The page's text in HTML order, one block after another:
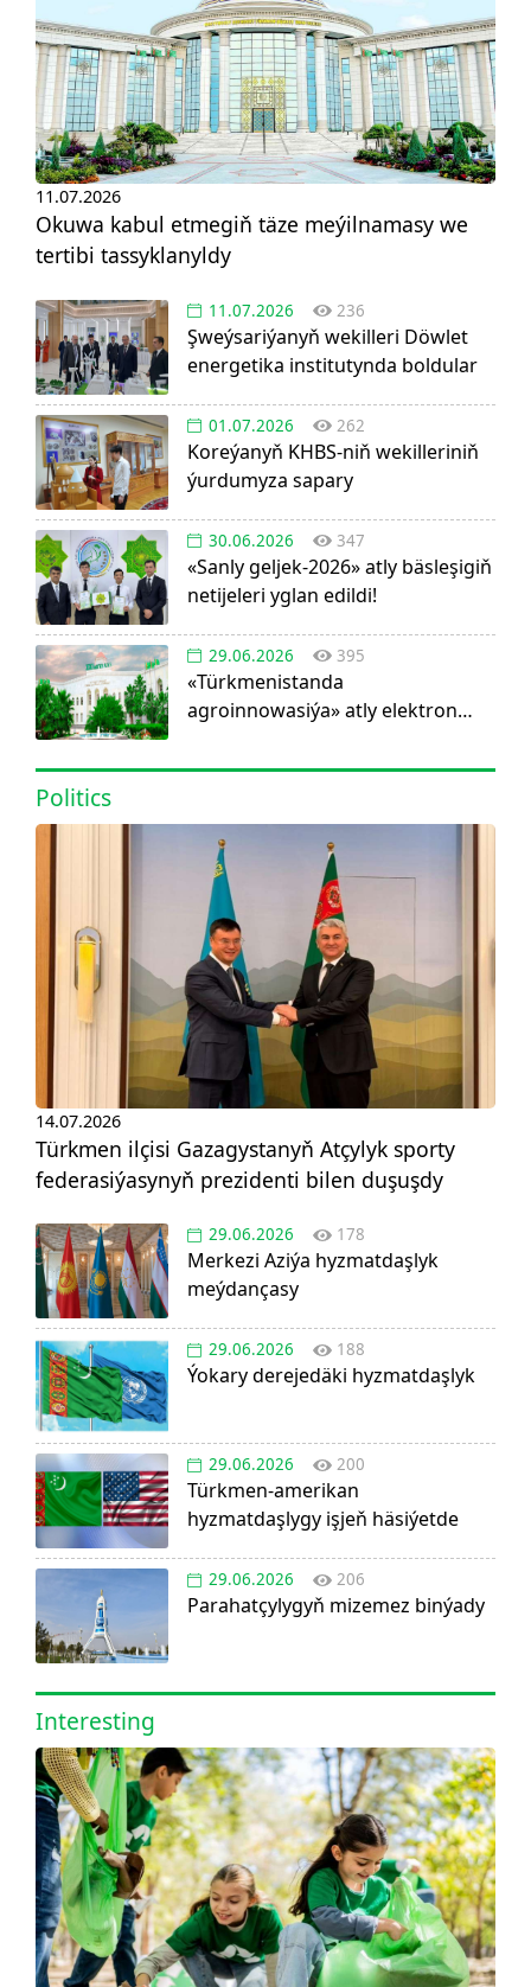
11.07.2026
Okuwa kabul etmegiň täze meýilnamasy we
tertibi tassyklanyldy
11.07.2026 236
Şweýsariýanyň wekilleri Döwlet
energetika institutynda boldular
01.07.2026 262
Koreýanyň KHBS-niň wekilleriniň
ýurdumyza sapary
30.06.2026 347
«Sanly geljek-2026» atly bäsleşigiň
netijeleri yglan edildi!
29.06.2026 395
«Türkmenistanda
agroinnowasiýa» atly elektron
Politics
14.07.2026
Türkmen ilçisi Gazagystanyň Atçylyk sporty
federasiýasynyň prezidenti bilen duşuşdy
29.06.2026 178
Merkezi Aziýa hyzmatdaşlyk
meýdançasy
29.06.2026 188
Ýokary derejedäki hyzmatdaşlyk
29.06.2026 200
Türkmen-amerikan
hyzmatdaşlygy işjeň häsiýetde
29.06.2026 206
Parahatçylygyň mizemez binýady
Interesting